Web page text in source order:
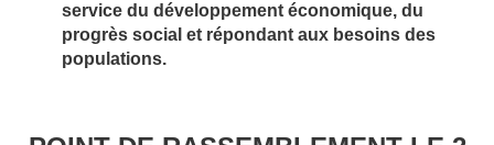
service du développement économique, du
progrès social et répondant aux besoins des
populations.